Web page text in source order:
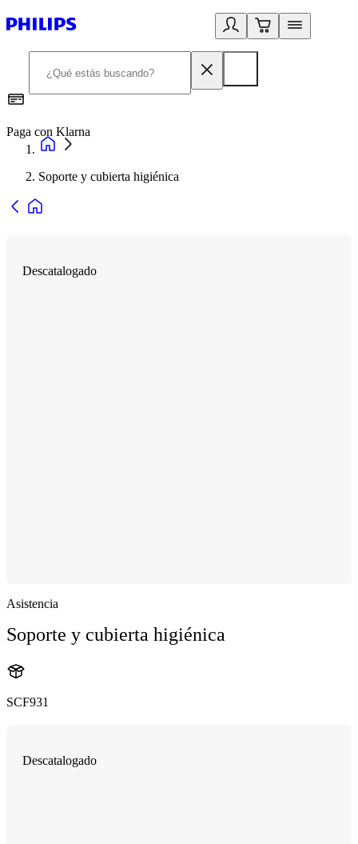
Paga con Klarna
Soporte y cubierta higiénica
Descatalogado
Asistencia
Soporte y cubierta higiénica
SCF931
Descatalogado